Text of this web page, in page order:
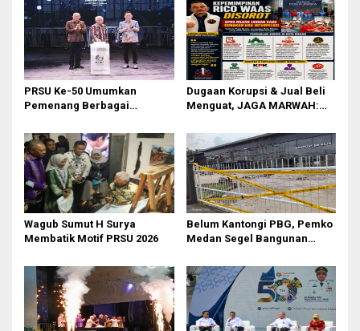
PRSU Ke-50 Umumkan
Pemenang Berbagai
Dugaan Korupsi & Jual Beli
Menguat, JAGA MARWAH:
Dilantik di Kepemimpinan
Rico Waas
‎Wagub Sumut H Surya
Membatik Motif PRSU 2026
Belum Kantongi PBG, Pemko
Medan Segel Bangunan
Raja